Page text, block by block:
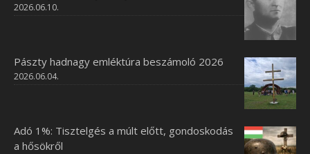
2026.06.10.
Pászty hadnagy emléktúra beszámoló 2026
2026.06.04.
Adó 1%: Tisztelgés a múlt előtt, gondoskodás
a hősökről